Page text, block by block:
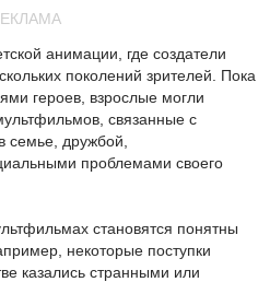
анимации, где создатели
поколений зрителей. Пока
героев, взрослые могли
связанные с
семье, дружбой,
проблемами своего
становятся понятны
некоторые поступки
казались странными или